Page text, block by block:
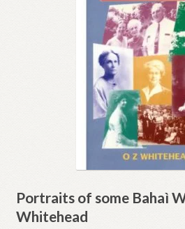
Portraits of some Bahaì
Whitehead